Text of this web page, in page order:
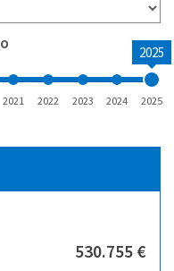
2025
2021 2022 2023 2024 2025
530.755 €